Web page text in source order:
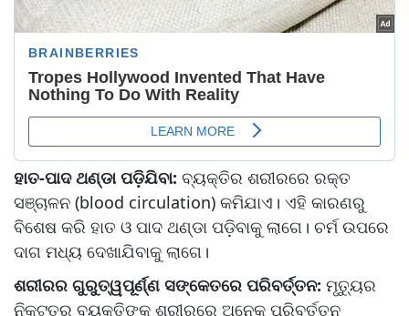
ହାତ-ପାଦ ଥଣ୍ଡା ପଡ଼ିଯିବା: ବ୍ୟକ୍ତିର ଶରୀରରେ ରକ୍ତ
ସଞ୍ଚାଳନ (blood circulation) କମିଯାଏ। ଏହି କାରଣରୁ
ବିଶେଷ କରି ହାତ ଓ ପାଦ ଥଣ୍ଡା ପଡ଼ିବାକୁ ଲାଗେ। ଚର୍ମ ଉପରେ
ଦାଗ ମଧ୍ୟ ଦେଖାଯିବାକୁ ଲାଗେ।
ଶରୀରର ଗୁରୁତ୍ୱପୂର୍ଣ୍ଣ ସଙ୍କେତରେ ପରିବର୍ତ୍ତନ: ମୃତ୍ୟୁର
ନିକଟତର ବ୍ୟକ୍ତିଙ୍କ ଶରୀରରେ ଅନେକ ପରିବର୍ତ୍ତନ